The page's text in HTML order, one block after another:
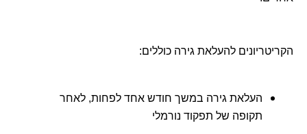
הקריטריונים להעלאת גירה כוללים:
העלאת גירה במשך חודש אחד לפחות, לאחר
תקופה של תפקוד נורמלי